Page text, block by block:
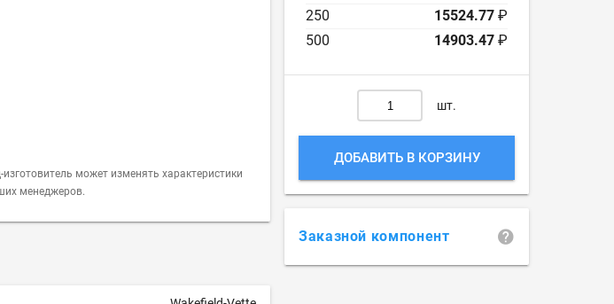
может изменять характеристики
менеджеров.
250
15524.77 ₽
500
14903.47 ₽
шт.
ДОБАВИТЬ В КОРЗИНУ
Заказной компонент